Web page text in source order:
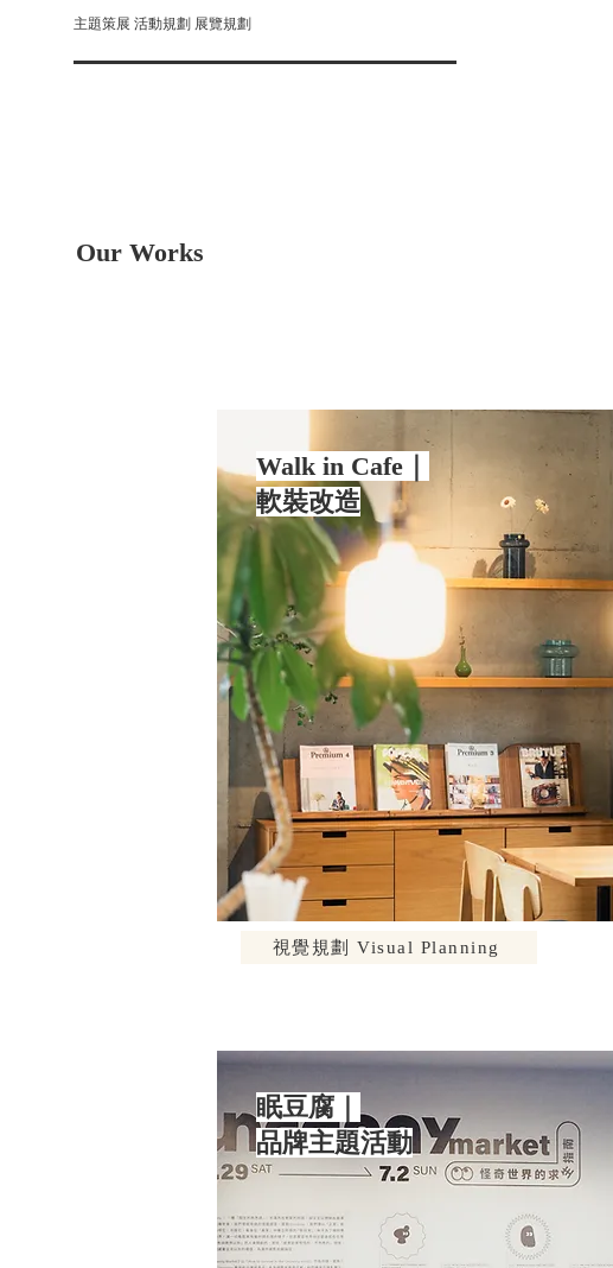
主題策展 活動規劃 展覽規劃
Our Works
Walk in Cafe｜
軟裝改造
視覺規劃 Visual Planning
眠豆腐｜
品牌主題活動